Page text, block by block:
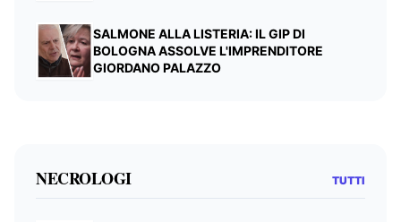
SALMONE ALLA LISTERIA: IL GIP DI
BOLOGNA ASSOLVE L'IMPRENDITORE
GIORDANO PALAZZO
NECROLOGI TUTTI